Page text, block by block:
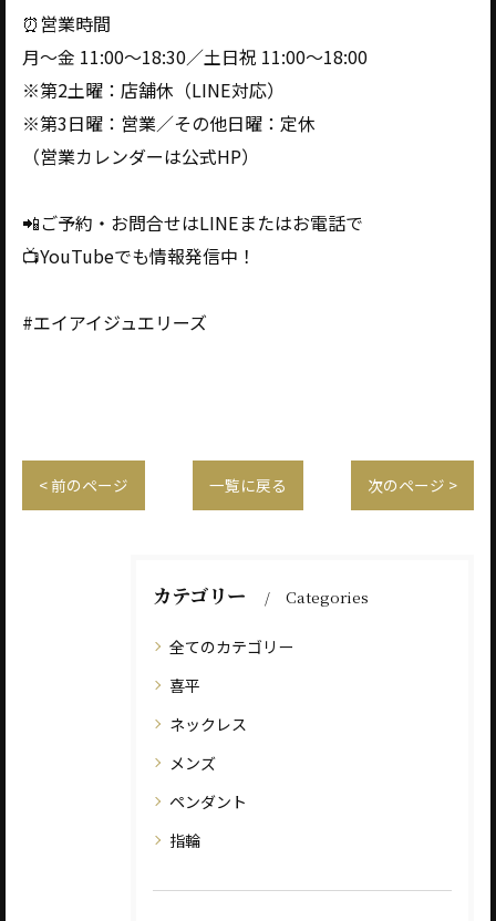
⏰営業時間
月〜金 11:00〜18:30／土日祝 11:00〜18:00
※第2土曜：店舗休（LINE対応）
※第3日曜：営業／その他日曜：定休
（営業カレンダーは公式HP）
📲ご予約・お問合せはLINEまたはお電話で
📺YouTubeでも情報発信中！
#エイアイジュエリーズ
< 前のページ 一覧に戻る 次のページ >
カテゴリー Categories
全てのカテゴリー
喜平
ネックレス
メンズ
ペンダント
指輪